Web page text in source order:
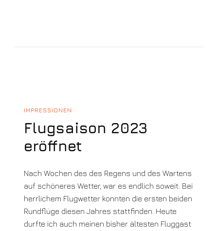
IMPRESSIONEN
Flugsaison 2023
eröffnet
Nach Wochen des des Regens und des Wartens
auf schöneres Wetter, war es endlich soweit. Bei
herrlichem Flugwetter konnten die ersten beiden
Rundflüge diesen Jahres stattfinden. Heute
durfte ich auch meinen bisher ältesten Fluggast